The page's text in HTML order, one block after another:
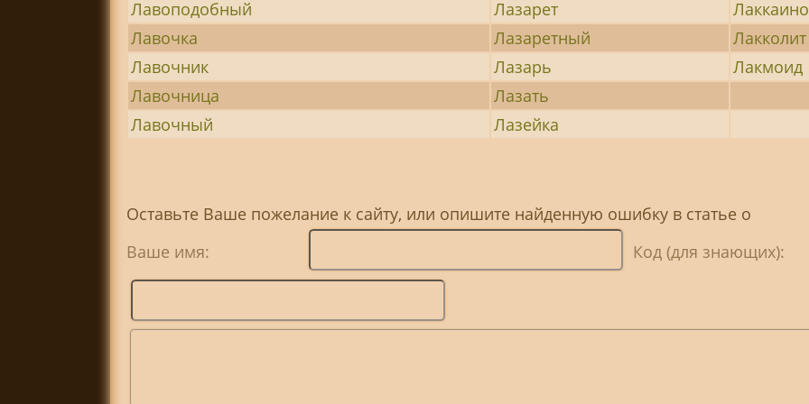
Лавоподобный Лазарет
Лавочка
Лазаретный
Лакколит
Лавочник
Лазарь
Лакмоид
Лавочница
Лазать
Лавочный
Лазейка
Оставьте Ваше пожелание к сайту, или опишите найденную ошибку в статье о
Ваше имя:
Код (для знающих):